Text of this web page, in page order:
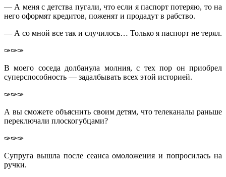
— А меня с детства пугали, что если я паспорт потеряю, то на
него оформят кредитов, поженят и продадут в рабство.
— А со мной все так и случилось… Только я паспорт не терял.
✑✑✑
В моего соседа долбанула молния, с тех пор он приобрел
суперспособность — задалбывать всех этой историей.
✑✑✑
А вы сможете объяснить своим детям, что телеканалы раньше
переключали плоскогубцами?
✑✑✑
Супруга вышла после сеан­са омоложения и попросилась на
ручки.